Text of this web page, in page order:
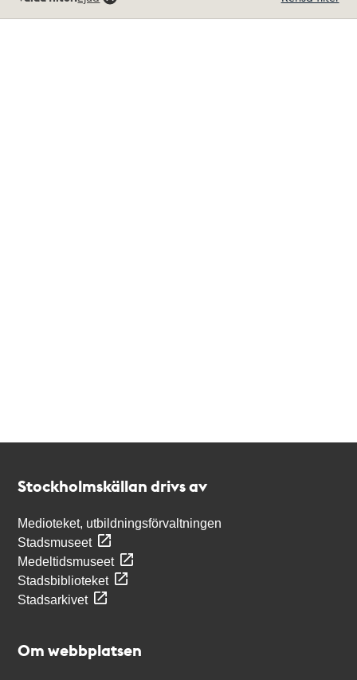
träffar
Stockholmskällan drivs av
Medioteket, utbildningsförvaltningen
Stadsmuseet
Medeltidsmuseet
Stadsbiblioteket
Stadsarkivet
Om webbplatsen